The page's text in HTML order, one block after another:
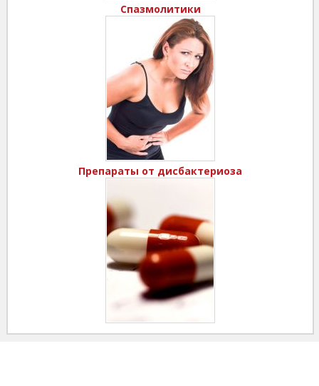
Спазмолитики
Препараты от дисбактериоза